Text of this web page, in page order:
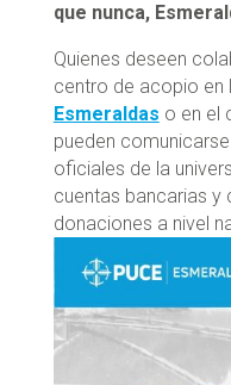
que nunca,
Quienes deseen
centro de acopio en
Esmeraldas o en el
pueden
oficiales de la
cuentas bancarias
donaciones a nivel